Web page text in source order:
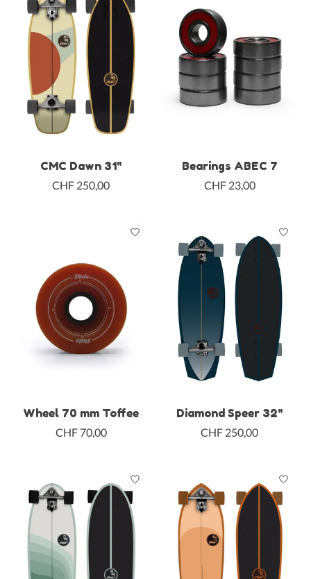
CMC Dawn 31"
CHF 250,00
Bearings ABEC 7
CHF 23,00
Wheel 70 mm Toffee
CHF 70,00
Diamond Speer 32"
CHF 250,00